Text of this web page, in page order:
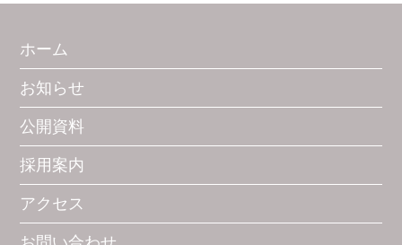
ホーム
お知らせ
公開資料
採用案内
アクセス